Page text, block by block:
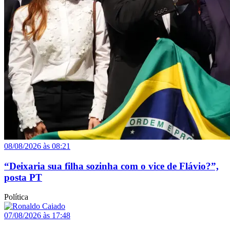
08/08/2026 às 08:21
“Deixaria sua filha sozinha com o vice de Flávio?”,
posta PT
Política
07/08/2026 às 17:48